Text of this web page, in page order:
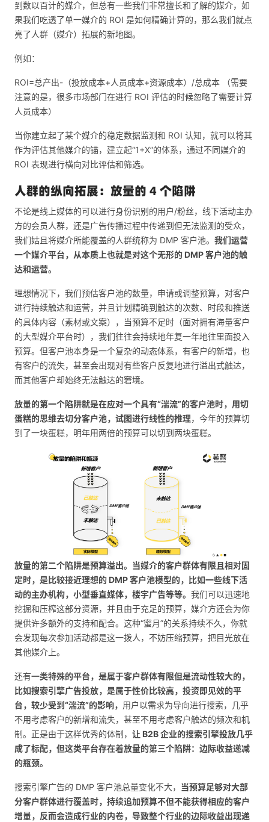
到数以百计的媒介，但总有一些我们非常擅长和了解的媒介，如
果我们吃透了单一媒介的 ROI 是如何精确计算的，那么我们就点
亮了人群（媒介）拓展的新地图。
例如：
ROI=总产出-（投放成本+人员成本+资源成本）/总成本 （需要
注意的是，很多市场部门在进行 ROI 评估的时候忽略了需要计算
人员成本）
当你建立起了某个媒介的稳定数据监测和 ROI 认知，就可以将其
作为评估其他媒介的锚，建立起“1+X”的体系，通过不同媒介的
ROI 表现进行横向对比评估和筛选。
人群的纵向拓展：放量的 4 个陷阱
不论是线上媒体的可以进行身份识别的用户/粉丝，线下活动主办
方的会员人群，还是广告传播过程中传递到但无法监测的受众，
我们姑且将媒介所能覆盖的人群统称为 DMP 客户池。 我们运营
一个媒介平台，从本质上也就是对这个无形的 DMP 客户池的触
达和运营。
理想情况下，我们预估客户池的数量，申请或调整预算，对客户
进行持续触达和运营，并且计划精确到触达的次数、时段和推送
的具体内容（素材或文案），当预算不足时（面对拥有海量客户
的大型媒介平台时），我们往往会持续地年复一年地往里面投入
预算。但客户池本身是一个复杂的动态体系，有客户的新增，也
有客户的流失，甚至会出现对有些客户反复地进行溢出式触达，
而其他客户却始终无法触达的窘境。
放量的第一个陷阱就是在应对一个具有“湍流”的客户池时，用切
蛋糕的思维去切分客户池，试图进行线性的推理，今年的预算切
到了一块蛋糕，明年用两倍的预算可以切到两块蛋糕。
放量的第二个陷阱是预算溢出。当媒介的客户群体有限且相对固
定时，是比较接近理想的 DMP 客户池模型的，比如一些线下活
动的主办机构，小型垂直媒体，楼宇广告等等。 我们可以迅速地
挖掘和压榨这部分资源，并且由于充足的预算，媒介方还会为你
提供许多额外的支持和配合。这种“蜜月”的关系持续不久，你就
会发现每次参加活动都是这一拨人，不妨压缩预算，把目光放在
其他媒介上。
还有一类特殊的平台，是属于客户群体有限但是流动性较大的，
比如搜索引擎广告投放，是属于性价比较高，投资即见效的平
台，较少受到“湍流”的影响， 用户以需求为导向进行搜索，几乎
不用考虑客户的新增和流失，甚至不用考虑客户触达的频次和机
制。正是由于这样优秀的体制， 让 B2B 企业的搜索引擎投放几乎
成了标配，但这类平台存在着放量的第三个陷阱：边际收益递减
的瓶颈。
搜索引擎广告的 DMP 客户池总量变化不大， 当预算足够对大部
分客户群体进行覆盖时，持续追加预算不但不能获得相应的客户
增量，反而会造成行业的内卷，导致整个行业的边际收益出现递